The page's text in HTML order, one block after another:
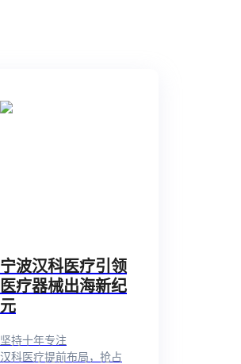
宁波汉科医疗引领
医疗器械出海新纪
元
坚持十年专注
汉科医疗提前布局，抢占